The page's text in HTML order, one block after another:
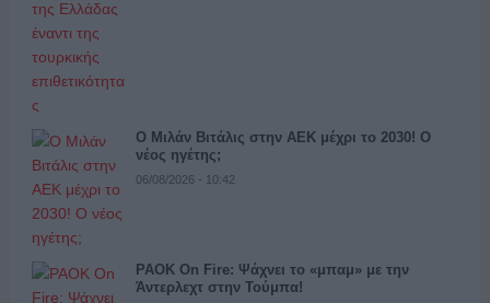
Ο Μιλάν Βιτάλις στην ΑΕΚ μέχρι το 2030! Ο
νέος ηγέτης;
06/08/2026 - 10:42
PAOK On Fire: Ψάχνει το «μπαμ» με την
Άντερλεχτ στην Τούμπα!